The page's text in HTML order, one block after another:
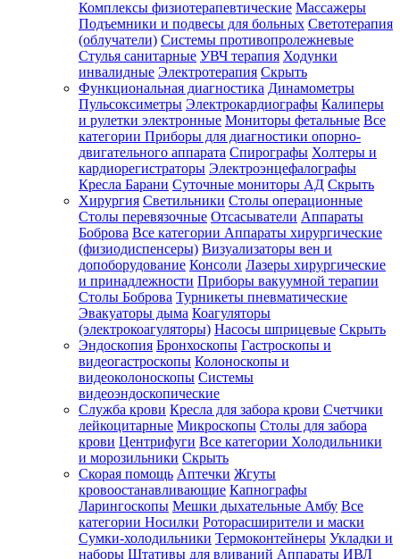
Комплексы физиотерапевтические Массажеры
Подъемники и подвесы для больных Светотерапия
(облучатели) Системы противопролежневые
Стулья санитарные УВЧ терапия Ходунки
инвалидные Электротерапия Скрыть
Функциональная диагностика Динамометры
Пульсоксиметры Электрокардиографы Калиперы
и рулетки электронные Мониторы фетальные Все
категории Приборы для диагностики опорно-
двигательного аппарата Спирографы Холтеры и
кардиорегистраторы Электроэнцефалографы
Кресла Барани Суточные мониторы АД Скрыть
Хирургия Светильники Столы операционные
Столы перевязочные Отсасыватели Аппараты
Боброва Все категории Аппараты хирургические
(физиодиспенсеры) Визуализаторы вен и
допоборудование Консоли Лазеры хирургические
и принадлежности Приборы вакуумной терапии
Столы Боброва Турникеты пневматические
Эвакуаторы дыма Коагуляторы
(электрокоагуляторы) Насосы шприцевые Скрыть
Эндоскопия Бронхоскопы Гастроскопы и
видеогастроскопы Колоноскопы и
видеоколоноскопы Системы
видеоэндоскопические
Служба крови Кресла для забора крови Счетчики
лейкоцитарные Микроскопы Столы для забора
крови Центрифуги Все категории Холодильники
и морозильники Скрыть
Скорая помощь Аптечки Жгуты
кровоостанавливающие Капнографы
Ларингоскопы Мешки дыхательные Амбу Все
категории Носилки Роторасширители и маски
Сумки-холодильники Термоконтейнеры Укладки и
наборы Штативы для вливаний Аппараты ИВЛ